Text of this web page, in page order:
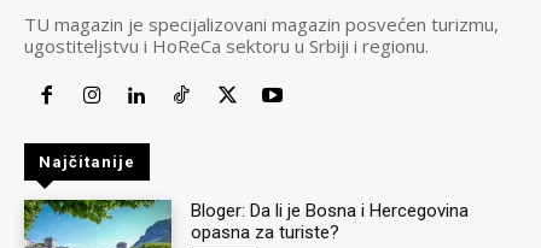
TU magazin je specijalizovani magazin posvećen turizmu,
ugostiteljstvu i HoReCa sektoru u Srbiji i regionu.
Najčitanije
Bloger: Da li je Bosna i Hercegovina
opasna za turiste?